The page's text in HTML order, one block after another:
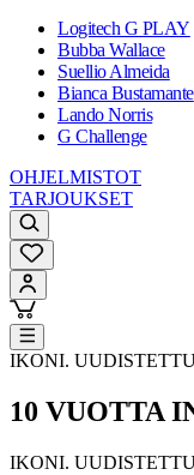
Logitech G PLAY
Bubba Wallace
Suellio Almeida
Bianca Bustamante
Lando Norris
G Challenge
OHJELMISTOT
TARJOUKSET
IKONI.
10 VUOTTA
IKONI.